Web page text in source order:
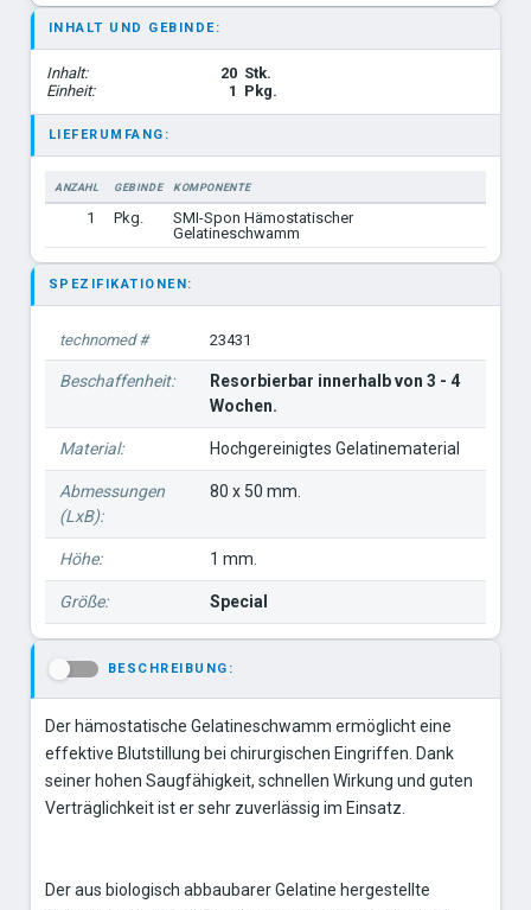
INHALT UND GEBINDE:
Inhalt: 20 Stk.
Einheit:
1 Pkg.
LIEFERUMFANG:
ANZAHL GEBINDE
KOMPONENTE
1
Pkg.
SMI-Spon Hämostatischer
Gelatineschwamm
SPEZIFIKATIONEN:
technomed # 23431
Beschaffenheit:
Resorbierbar innerhalb von 3 - 4
Wochen.
Material: Hochgereinigtes Gelatinematerial
Abmessungen
(LxB):
80 x 50 mm.
Höhe: 1 mm.
Größe: Special
BESCHREIBUNG:
Der hämostatische Gelatineschwamm ermöglicht eine
effektive Blutstillung bei chirurgischen Eingriffen. Dank
seiner hohen Saugfähigkeit, schnellen Wirkung und guten
Verträglichkeit ist er sehr zuverlässig im Einsatz.
Der aus biologisch abbaubarer Gelatine hergestellte